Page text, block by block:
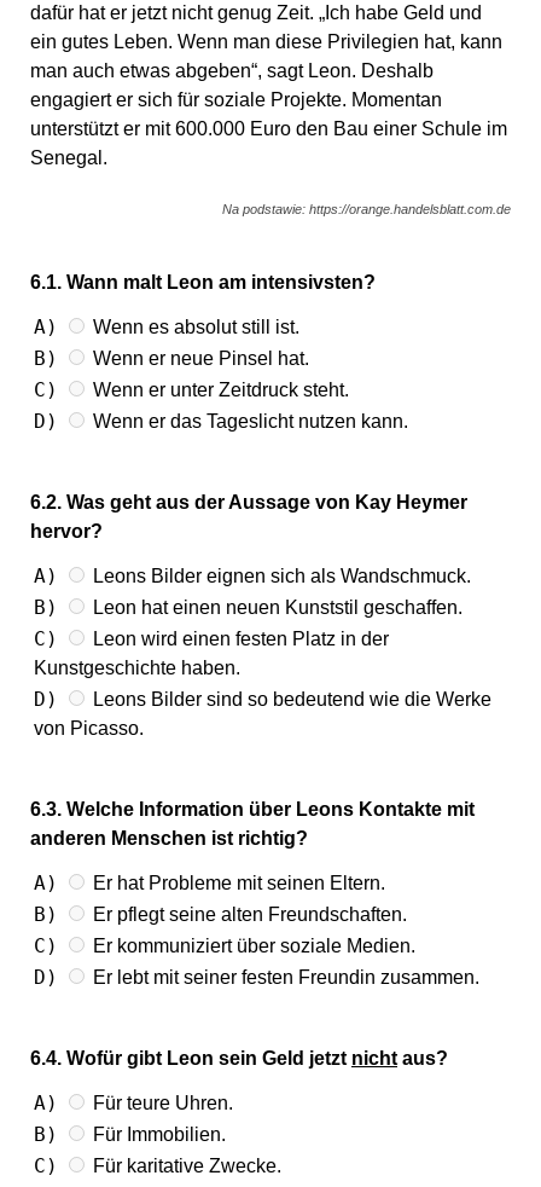
dafür hat er jetzt nicht genug Zeit. „Ich habe Geld und
ein gutes Leben. Wenn man diese Privilegien hat, kann
man auch etwas abgeben“, sagt Leon. Deshalb
engagiert er sich für soziale Projekte. Momentan
unterstützt er mit 600.000 Euro den Bau einer Schule im
Senegal.
Na podstawie: https://orange.handelsblatt.com.de
6.1. Wann malt Leon am intensivsten?
A) Wenn es absolut still ist.
B) Wenn er neue Pinsel hat.
C) Wenn er unter Zeitdruck steht.
D) Wenn er das Tageslicht nutzen kann.
6.2. Was geht aus der Aussage von Kay Heymer
hervor?
A) Leons Bilder eignen sich als Wandschmuck.
B) Leon hat einen neuen Kunststil geschaffen.
C)
Leon wird einen festen Platz in der
Kunstgeschichte haben.
D)
Leons Bilder sind so bedeutend wie die Werke
von Picasso.
6.3. Welche Information über Leons Kontakte mit
anderen Menschen ist richtig?
A) Er hat Probleme mit seinen Eltern.
B) Er pflegt seine alten Freundschaften.
C) Er kommuniziert über soziale Medien.
D) Er lebt mit seiner festen Freundin zusammen.
6.4. Wofür gibt Leon sein Geld jetzt nicht aus?
A) Für teure Uhren.
B) Für Immobilien.
C) Für karitative Zwecke.